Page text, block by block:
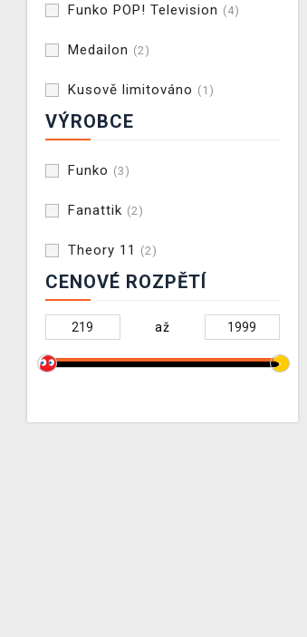
Funko POP! Television (4)
Medailon (2)
Kusově limitováno (1)
VÝROBCE
Funko (3)
Fanattik (2)
Theory 11 (2)
CENOVÉ ROZPĚTÍ
až